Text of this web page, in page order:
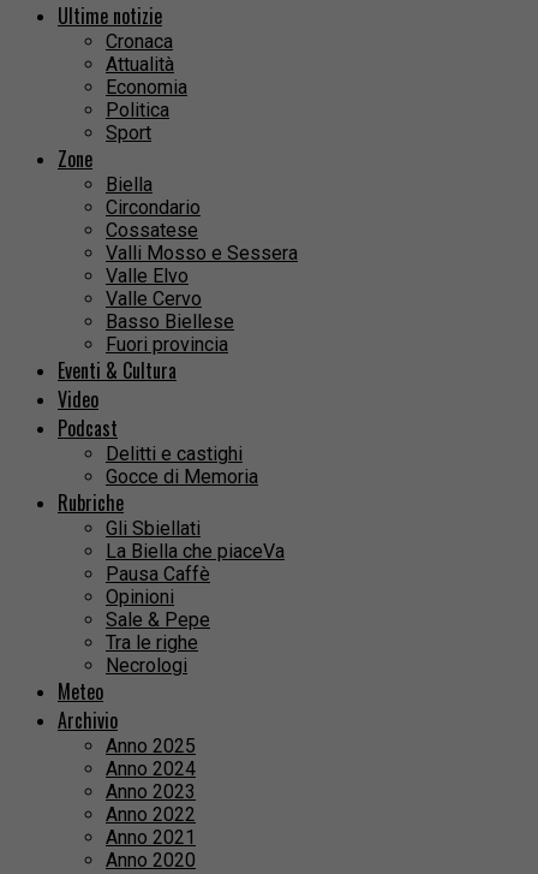
Ultime notizie
Cronaca
Attualità
Economia
Politica
Sport
Zone
Biella
Circondario
Cossatese
Valli Mosso e Sessera
Valle Elvo
Valle Cervo
Basso Biellese
Fuori provincia
Eventi & Cultura
Video
Podcast
Delitti e castighi
Gocce di Memoria
Rubriche
Gli Sbiellati
La Biella che piaceVa
Pausa Caffè
Opinioni
Sale & Pepe
Tra le righe
Necrologi
Meteo
Archivio
Anno 2025
Anno 2024
Anno 2023
Anno 2022
Anno 2021
Anno 2020